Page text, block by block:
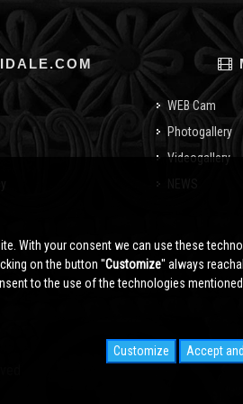
WEB Cam
Photogallery
Videogallery
With your consent we can use these
on the button ''Customize'' always
to the use of the technologies
Customize Accept